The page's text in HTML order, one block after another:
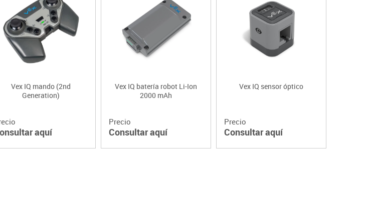
Vex IQ mando (2nd
Generation)
aquí
Vex IQ batería robot Li-Ion
2000 mAh
Precio
Consultar aquí
Vex IQ sensor óptico
Precio
Consultar aquí